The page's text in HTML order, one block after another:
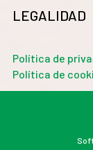
LEGALIDAD
Política de
Política de